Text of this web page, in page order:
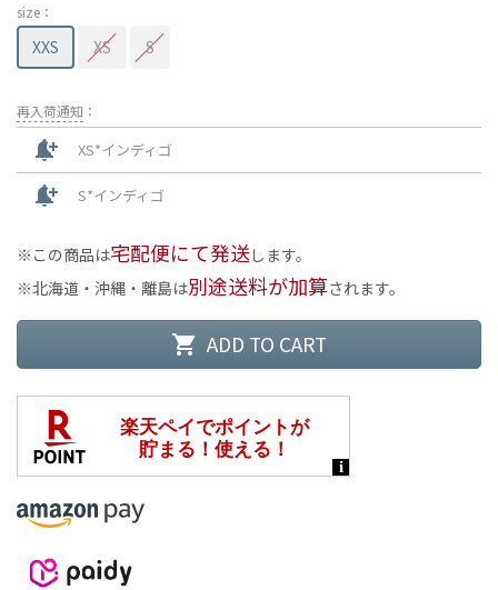
size：
XXS XS S
再入荷通知 ：
notification_add XS*インディゴ
notification_add S*インディゴ
この商品は宅配便にて発送します。
北海道・沖縄・離島は別途送料が加算されます。
shopping_cart ADD TO CART